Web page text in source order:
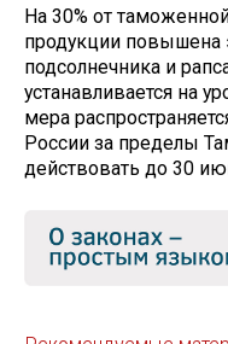
На 30% от
продукции повышена
подсолнечника и
устанавливается на
мера
России за пределы
действовать до 30